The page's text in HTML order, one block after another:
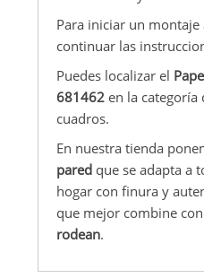
Para iniciar un
continuar las
Puedes localizar el
681462 en la
cuadros.
En nuestra tienda
pared que se adapta a
hogar con finura y
que mejor combine
rodean.